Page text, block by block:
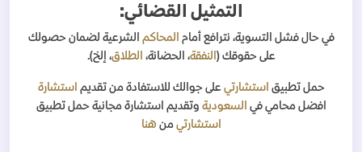
التمثيل القضائي:
في حال فشل التسوية، نترافع أمام المحاكم الشرعية لضمان حصولك
على حقوقك ( النفقة، الحضانة، الطلاق، إلخ).
حمل تطبيق استشارتيعلى جوالك للاستفادة من تقديم استشارة
افضل محامي في السعودية وتقديم استشارة مجانية حمل تطبيق
استشارتيمن هنا